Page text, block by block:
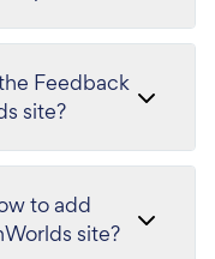
Feedback
site?
to add
site?